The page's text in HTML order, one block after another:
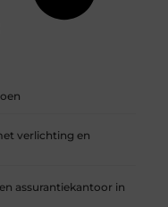
verlichting en
assurantiekantoor in